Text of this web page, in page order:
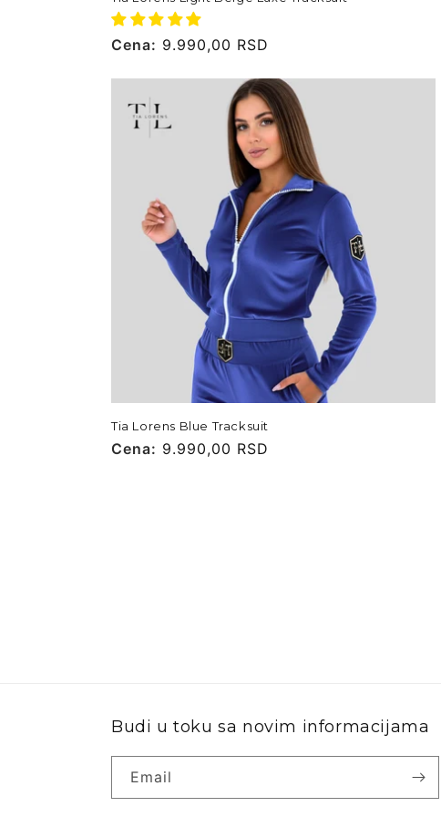
Cena
Cena: 9.990,00 RSD
Tia Lorens Blue Tracksuit
Cena
Cena: 9.990,00 RSD
Budi u toku sa novim informacijama
Email